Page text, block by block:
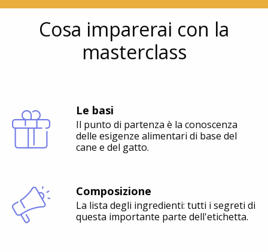
Cosa imparerai con la
masterclass
Le basi
Il punto di partenza è la conoscenza
delle esigenze alimentari di base del
cane e del gatto.
Composizione
La lista degli ingredienti: tutti i segreti di
questa importante parte dell'etichetta.